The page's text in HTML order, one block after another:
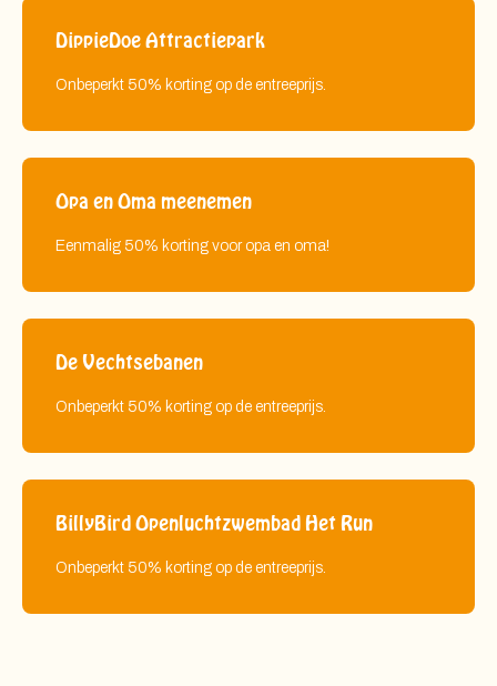
DippieDoe Attractiepark
Onbeperkt 50% korting op de entreeprijs.
Opa en Oma meenemen
Eenmalig 50% korting voor opa en oma!
De Vechtsebanen
Onbeperkt 50% korting op de entreeprijs.
BillyBird Openluchtzwembad Het Run
Onbeperkt 50% korting op de entreeprijs.